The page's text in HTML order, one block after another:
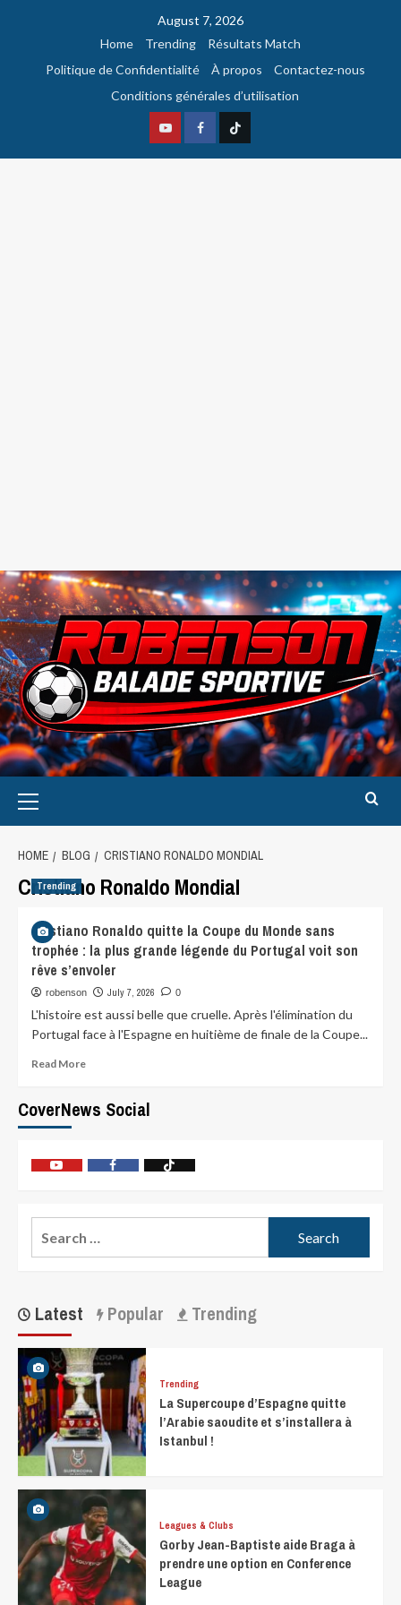
August 7, 2026
Home
Trending
Résultats Match
Politique de Confidentialité
À propos
Contactez-nous
Conditions générales d’utilisation
HOME BLOG CRISTIANO RONALDO MONDIAL
Cristiano Ronaldo Mondial
Trending
Cristiano Ronaldo quitte la Coupe du Monde sans
trophée : la plus grande légende du Portugal voit son
rêve s’envoler
robenson July 7, 2026 0
L'histoire est aussi belle que cruelle. Après l'élimination du
Portugal face à l'Espagne en huitième de finale de la Coupe...
Read More
CoverNews Social
Latest Popular Trending
Trending
La Supercoupe d’Espagne quitte
l’Arabie saoudite et s’installera à
Istanbul !
Leagues & Clubs
Gorby Jean-Baptiste aide Braga à
prendre une option en Conference
League